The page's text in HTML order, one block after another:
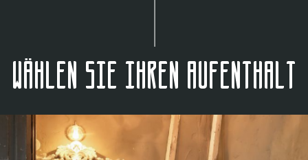
Wählen Sie Ihren Aufenthalt